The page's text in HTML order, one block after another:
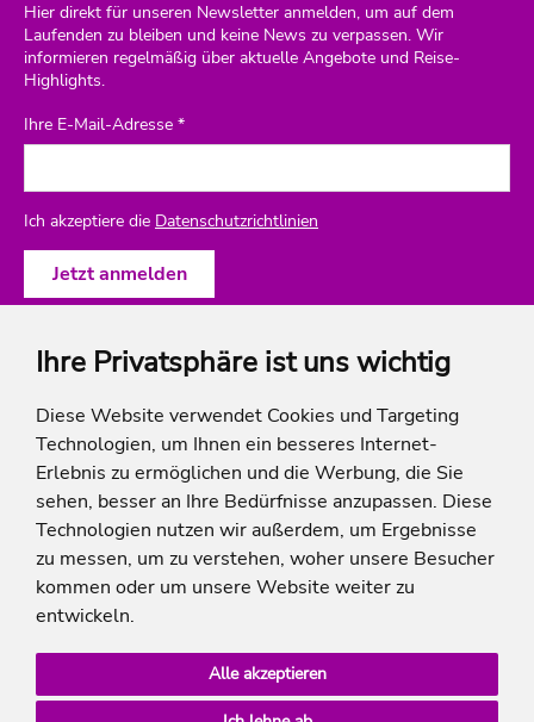
Ihre Privatsphäre ist uns wichtig
Diese Website verwendet Cookies und Targeting
Technologien, um Ihnen ein besseres Internet-
Erlebnis zu ermöglichen und die Werbung, die Sie
sehen, besser an Ihre Bedürfnisse anzupassen. Diese
Technologien nutzen wir außerdem, um Ergebnisse
zu messen, um zu verstehen, woher unsere Besucher
kommen oder um unsere Website weiter zu
entwickeln.
Alle akzeptieren
Hier direkt für unseren Newsletter anmelden, um auf dem
Laufenden zu bleiben und keine News zu verpassen. Wir
informieren regelmäßig über aktuelle Angebote und Reise-
Highlights.
Ihre E-Mail-Adresse *
Ich akzeptiere die Datenschutzrichtlinien
ich-will-familienurlaub
Rechtliches
auf die Summe der Preise der Einzelleistungen.
**Streichpreise beziehen sich auf die ursprünglichen Preise des Reiseveranstalters.